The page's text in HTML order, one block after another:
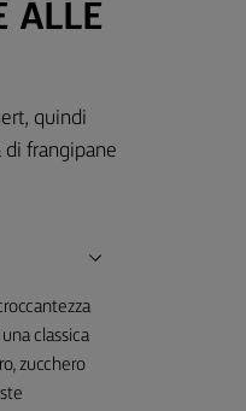
ALLE
quindi
di frangipane
classica
zucchero